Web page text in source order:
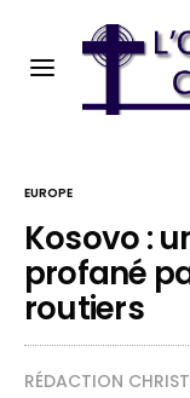
EUROPE
Kosovo :
profané
routiers
RÉDACTION